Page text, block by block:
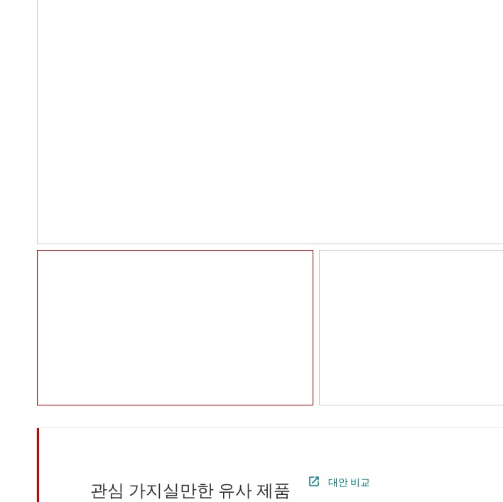
관심 가지실만한 유사 제품 대안 비교